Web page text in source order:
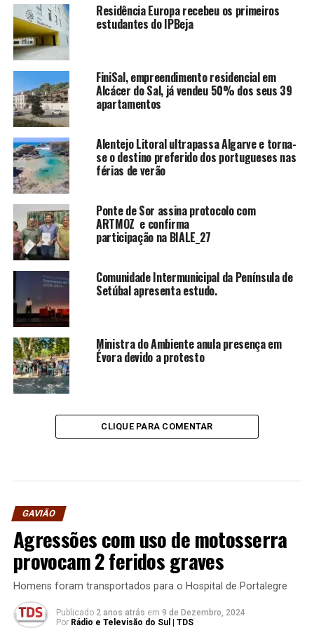
Residência Europa recebeu os primeiros
estudantes do IPBeja
FiniSal, empreendimento residencial em
Alcácer do Sal, já vendeu 50% dos seus 39
apartamentos
Alentejo Litoral ultrapassa Algarve e torna-
se o destino preferido dos portugueses nas
férias de verão
Ponte de Sor assina protocolo com
ARTMOZ e confirma
participação na BIALE_27
Comunidade Intermunicipal da Península de
Setúbal apresenta estudo.
Ministra do Ambiente anula presença em
Évora devido a protesto
CLIQUE PARA COMENTAR
GAVIÃO
Agressões com uso de motosserra
provocam 2 feridos graves
Homens foram transportados para o Hospital de Portalegre
Publicado 2 anos atrás em 9 de Dezembro, 2024
Por Rádio e Televisão do Sul | TDS